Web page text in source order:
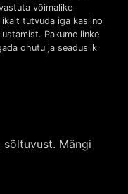
võimalike
tutvuda iga kasiino
Pakume linke
ohutu ja seaduslik
Mängi